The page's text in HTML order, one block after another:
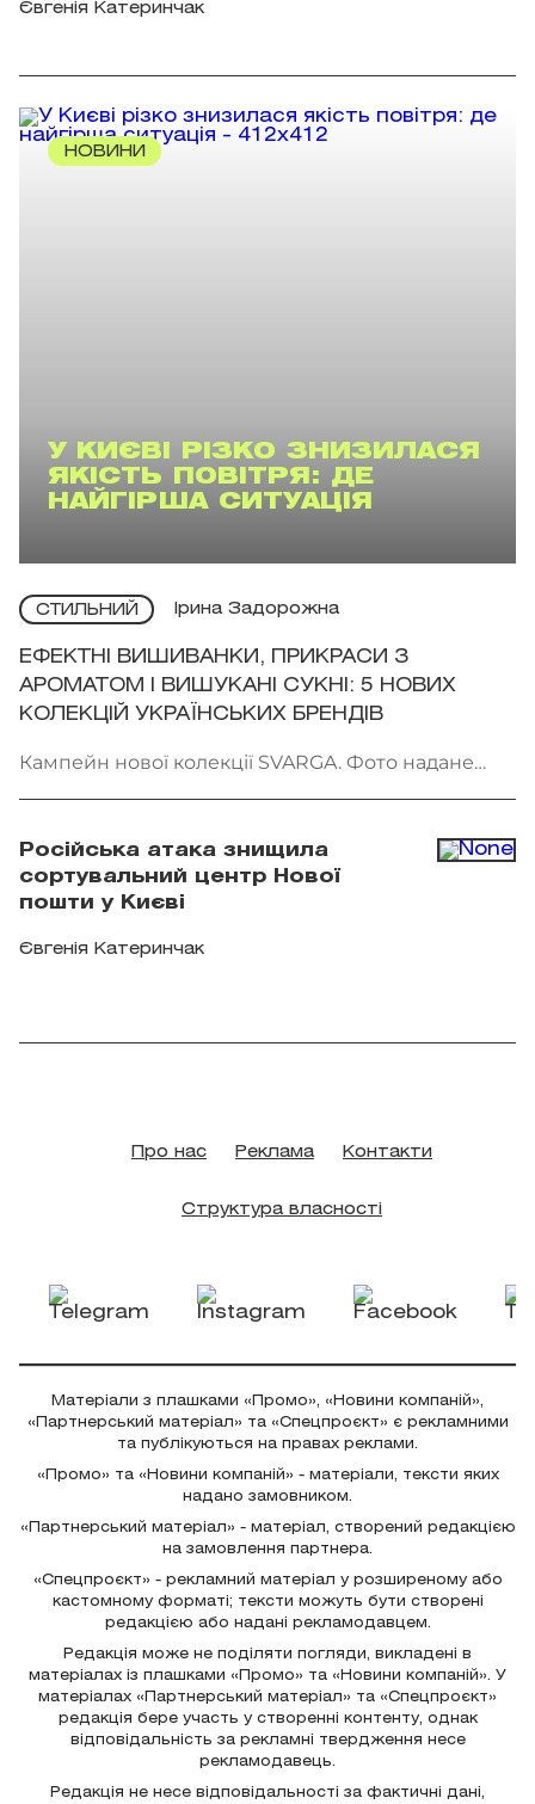
Євгенія Катеринчак
НОВИНИ
У КИЄВІ РІЗКО ЗНИЗИЛАСЯ
ЯКІСТЬ ПОВІТРЯ: ДЕ
НАЙГІРША СИТУАЦІЯ
СТИЛЬНИЙ Ірина Задорожна
ЕФЕКТНІ ВИШИВАНКИ, ПРИКРАСИ З
АРОМАТОМ І ВИШУКАНІ СУКНІ: 5 НОВИХ
КОЛЕКЦІЙ УКРАЇНСЬКИХ БРЕНДІВ
Кампейн нової колекції SVARGA. Фото надане
Російська атака знищила
сортувальний центр Нової
пошти у Києві
Євгенія Катеринчак
Про нас Реклама Контакти
Структура власності
Матеріали з плашками «Промо», «Новини компаній»,
«Партнерський матеріал» та «Спецпроєкт» є рекламними
та публікуються на правах реклами.
«Промо» та «Новини компаній» - матеріали, тексти яких
надано замовником.
«Партнерський матеріал» - матеріал, створений редакцією
на замовлення партнера.
«Спецпроєкт» - рекламний матеріал у розширеному або
кастомному форматі; тексти можуть бути створені
редакцією або надані рекламодавцем.
Редакція може не поділяти погляди, викладені в
матеріалах із плашками «Промо» та «Новини компаній». У
матеріалах «Партнерський матеріал» та «Спецпроєкт»
редакція бере участь у створенні контенту, однак
відповідальність за рекламні твердження несе
рекламодавець.
Редакція не несе відповідальності за фактичні дані,